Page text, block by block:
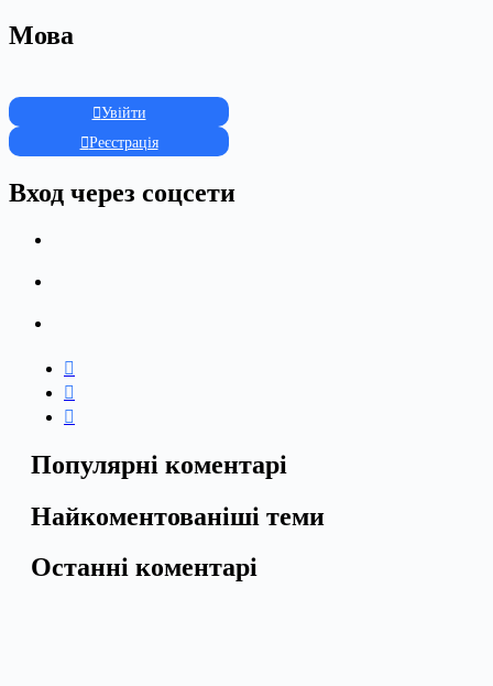
Мова
Увійти
Реєстрація
Вход через соцсети
Популярні коментарі
Найкоментованіші теми
Останні коментарі